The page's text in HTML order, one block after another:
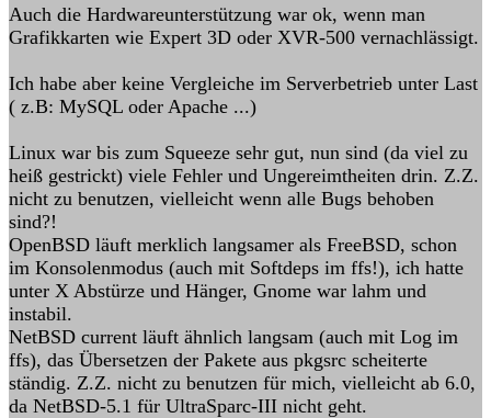
Auch die Hardwareunterstützung war ok, wenn man
Grafikkarten wie Expert 3D oder XVR-500 vernachlässigt.
Ich habe aber keine Vergleiche im Serverbetrieb unter Last
( z.B: MySQL oder Apache ...)
Linux war bis zum Squeeze sehr gut, nun sind (da viel zu
heiß gestrickt) viele Fehler und Ungereimtheiten drin. Z.Z.
nicht zu benutzen, vielleicht wenn alle Bugs behoben
sind?!
OpenBSD läuft merklich langsamer als FreeBSD, schon
im Konsolenmodus (auch mit Softdeps im ffs!), ich hatte
unter X Abstürze und Hänger, Gnome war lahm und
instabil.
NetBSD current läuft ähnlich langsam (auch mit Log im
ffs), das Übersetzen der Pakete aus pkgsrc scheiterte
ständig. Z.Z. nicht zu benutzen für mich, vielleicht ab 6.0,
da NetBSD-5.1 für UltraSparc-III nicht geht.